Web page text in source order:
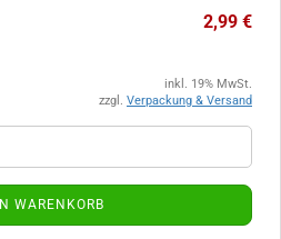
2,99 €
inkl. 19% MwSt.
zzgl. Verpackung & Versand
WARENKORB